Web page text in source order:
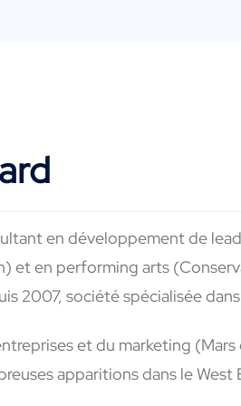
en développement de
et en performing arts
2007, société spécialisée
et du marketing
apparitions dans le